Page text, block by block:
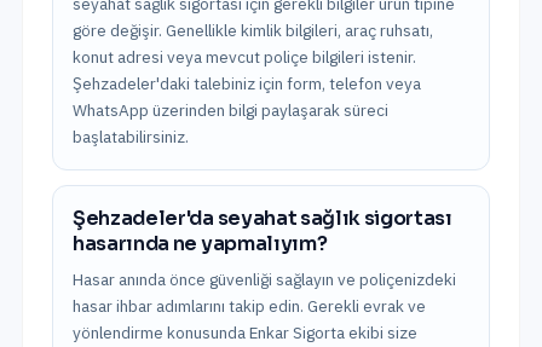
göre değişir. Genellikle kimlik bilgileri, araç ruhsatı,
konut adresi veya mevcut poliçe bilgileri istenir.
Şehzadeler'daki talebiniz için form, telefon veya
WhatsApp üzerinden bilgi paylaşarak süreci
başlatabilirsiniz.
Şehzadeler'da seyahat sağlık sigortası
hasarında ne yapmalıyım?
Hasar anında önce güvenliği sağlayın ve poliçenizdeki
hasar ihbar adımlarını takip edin. Gerekli evrak ve
yönlendirme konusunda Enkar Sigorta ekibi size